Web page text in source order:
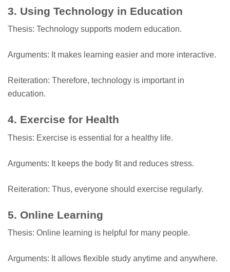
3. Using Technology in Education
Thesis: Technology supports modern education.
Arguments: It makes learning easier and more interactive.
Reiteration: Therefore, technology is important in
education.
4. Exercise for Health
Thesis: Exercise is essential for a healthy life.
Arguments: It keeps the body fit and reduces stress.
Reiteration: Thus, everyone should exercise regularly.
5. Online Learning
Thesis: Online learning is helpful for many people.
Arguments: It allows flexible study anytime and anywhere.